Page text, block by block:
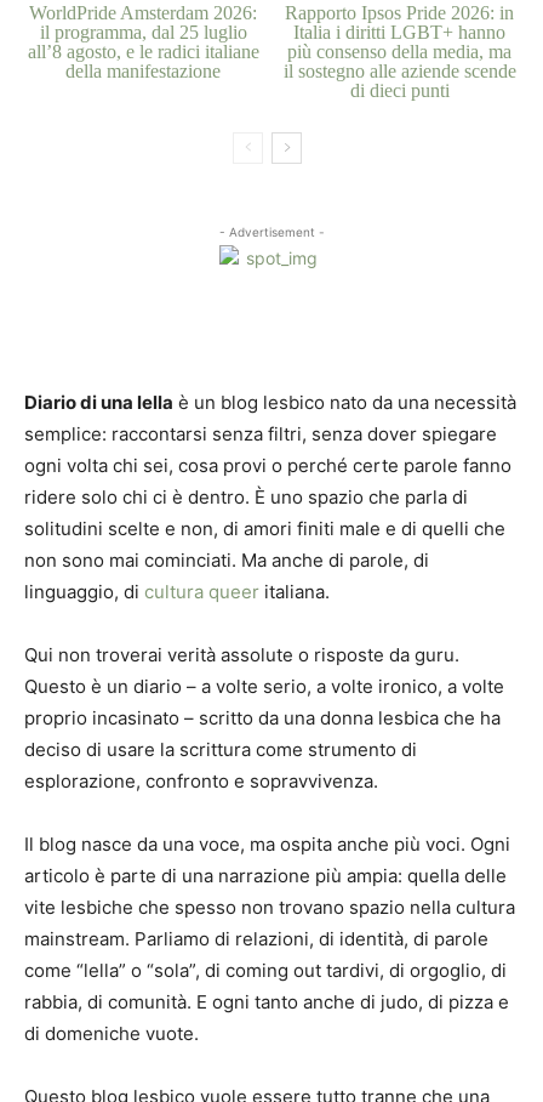
WorldPride Amsterdam 2026:
il programma, dal 25 luglio
all’8 agosto, e le radici italiane
della manifestazione
Rapporto Ipsos Pride 2026: in
Italia i diritti LGBT+ hanno
più consenso della media, ma
il sostegno alle aziende scende
di dieci punti
- Advertisement -
Diario di una lella è un blog lesbico nato da una necessità
semplice: raccontarsi senza filtri, senza dover spiegare
ogni volta chi sei, cosa provi o perché certe parole fanno
ridere solo chi ci è dentro. È uno spazio che parla di
solitudini scelte e non, di amori finiti male e di quelli che
non sono mai cominciati. Ma anche di parole, di
linguaggio, di cultura queer italiana.
Qui non troverai verità assolute o risposte da guru.
Questo è un diario – a volte serio, a volte ironico, a volte
proprio incasinato – scritto da una donna lesbica che ha
deciso di usare la scrittura come strumento di
esplorazione, confronto e sopravvivenza.
Il blog nasce da una voce, ma ospita anche più voci. Ogni
articolo è parte di una narrazione più ampia: quella delle
vite lesbiche che spesso non trovano spazio nella cultura
mainstream. Parliamo di relazioni, di identità, di parole
come “lella” o “sola”, di coming out tardivi, di orgoglio, di
rabbia, di comunità. E ogni tanto anche di judo, di pizza e
di domeniche vuote.
Questo blog lesbico vuole essere tutto tranne che una